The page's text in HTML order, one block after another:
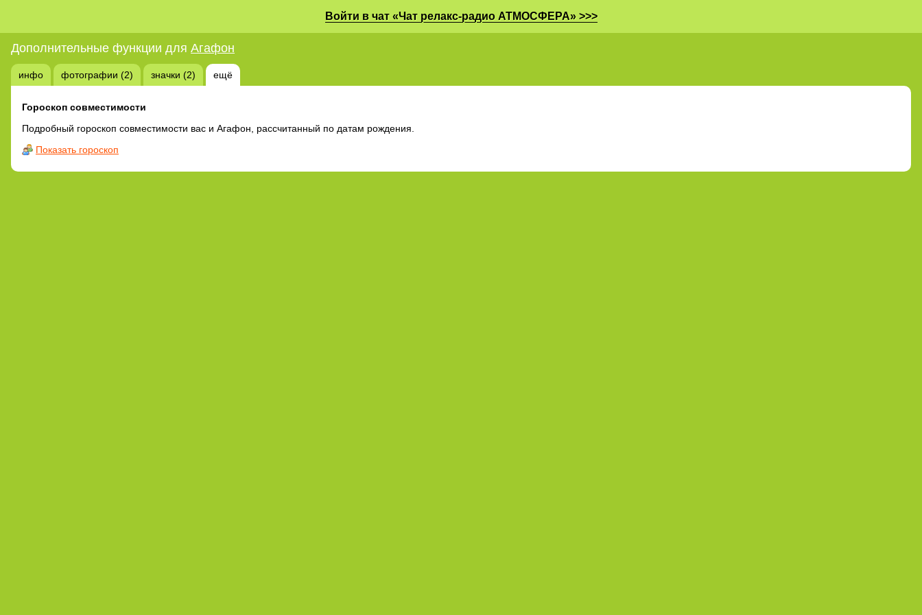
Войти в чат «Чат релакс-радио АТМОСФЕРА» >>>
Дополнительные функции для Агафон
инфо фотографии (2) значки (2) ещё
Гороскоп совместимости
Подробный гороскоп совместимости вас и Агафон, рассчитанный по датам рождения.
Показать гороскоп